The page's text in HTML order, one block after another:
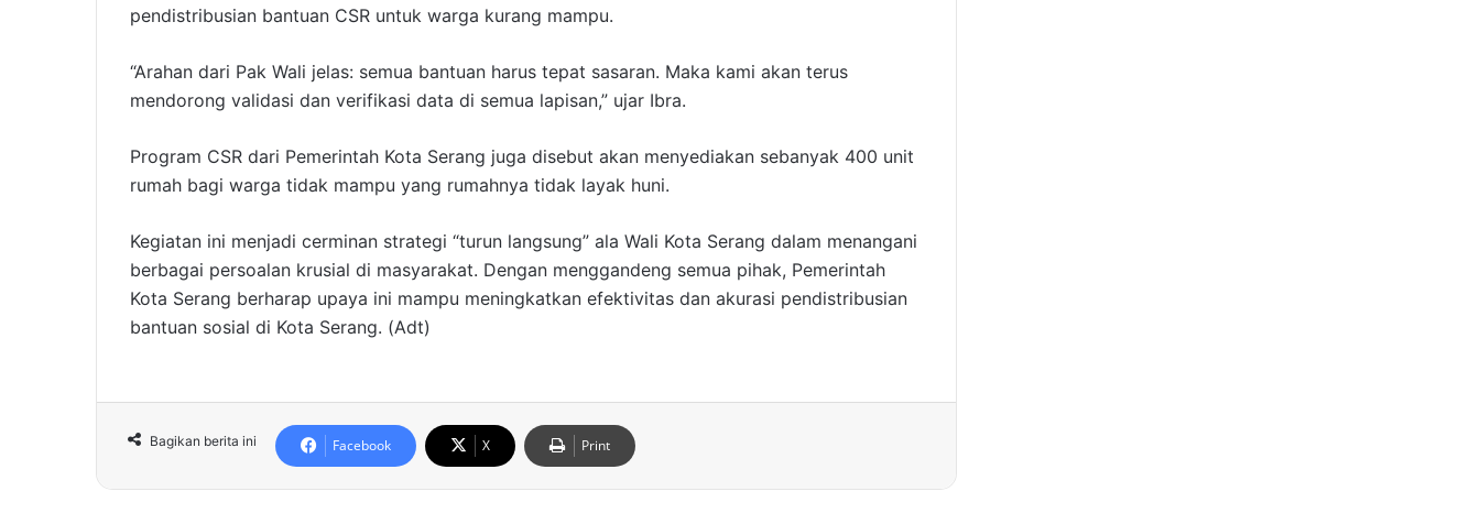
pendistribusian bantuan CSR untuk warga kurang mampu.
“Arahan dari Pak Wali jelas: semua bantuan harus tepat sasaran. Maka kami akan terus
mendorong validasi dan verifikasi data di semua lapisan,” ujar Ibra.
Program CSR dari Pemerintah Kota Serang juga disebut akan menyediakan sebanyak 400 unit
rumah bagi warga tidak mampu yang rumahnya tidak layak huni.
Kegiatan ini menjadi cerminan strategi “turun langsung” ala Wali Kota Serang dalam menangani
berbagai persoalan krusial di masyarakat. Dengan menggandeng semua pihak, Pemerintah
Kota Serang berharap upaya ini mampu meningkatkan efektivitas dan akurasi pendistribusian
bantuan sosial di Kota Serang. (Adt)
Bagikan berita ini Facebook X Print